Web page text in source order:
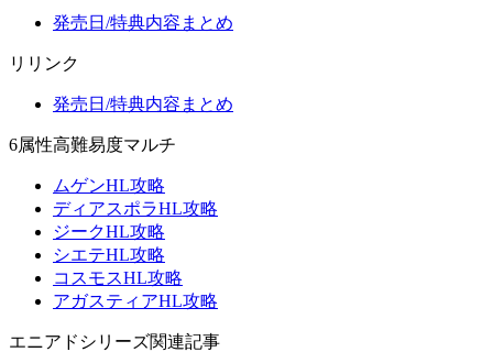
発売日/特典内容まとめ
リリンク
発売日/特典内容まとめ
6属性高難易度マルチ
ムゲンHL攻略
ディアスポラHL攻略
ジークHL攻略
シエテHL攻略
コスモスHL攻略
アガスティアHL攻略
エニアドシリーズ関連記事